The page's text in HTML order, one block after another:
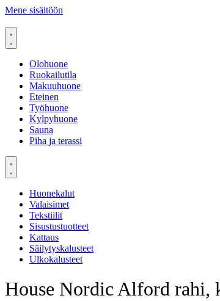
Mene sisältöön
Olohuone
Ruokailutila
Makuuhuone
Eteinen
Työhuone
Kylpyhuone
Sauna
Piha ja terassi
Huonekalut
Valaisimet
Tekstiilit
Sisustustuotteet
Kattaus
Säilytyskalusteet
Ulkokalusteet
House Nordic Alford rahi,